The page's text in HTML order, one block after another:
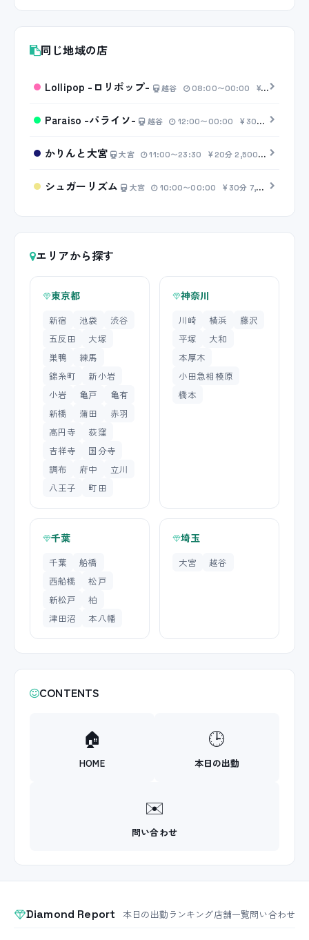
同じ地域の店
Lollipop -ロリポップ- 越谷 08:00〜00:00 20分 4,000
Paraiso -パライソ- 越谷 12:00〜00:00 30分 6,000円〜
かりんと大宮 大宮 11:00〜23:30 20分 2,500円〜
シュガーリズム 大宮 10:00〜00:00 30分 7,000円〜
エリアから探す
東京都
新宿 池袋
渋谷
五反田
大塚
巣鴨
練馬
錦糸町
新小岩
小岩
亀戸
亀有
新橋
蒲田
赤羽
高円寺
荻窪
吉祥寺
国分寺
調布
府中
立川
八王子
町田
神奈川
川崎 横浜
藤沢
平塚
大和
本厚木
小田急相模原
橋本
千葉
千葉
船橋
西船橋
松戸
新松戸
柏
津田沼
本八幡
埼玉
大宮 越谷
CONTENTS
🏠
HOME
🕒
本日の出勤
✉️
問い合わせ
Diamond Report 本日の出勤ランキング店舗一覧問い合わせ